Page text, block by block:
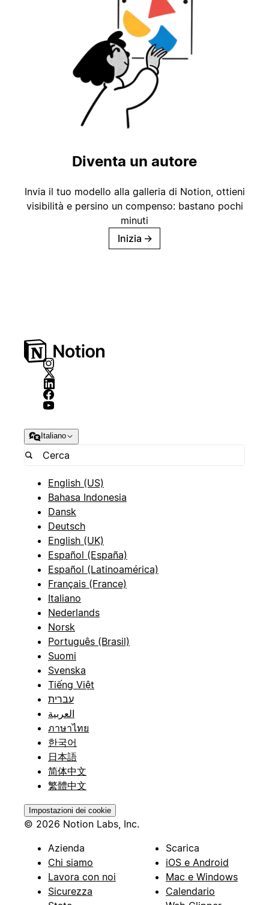
Diventa un autore
Invia il tuo modello alla galleria di Notion, ottieni
visibilità e persino un compenso: bastano pochi
minuti
Inizia →
Italiano
English (US)
Bahasa Indonesia
Dansk
Deutsch
English (UK)
Español (España)
Español (Latinoamérica)
Français (France)
Italiano
Nederlands
Norsk
Português (Brasil)
Suomi
Svenska
Tiếng Việt
עברית
العربية
ภาษาไทย
한국어
日本語
简体中文
繁體中文
Impostazioni dei cookie
© 2026 Notion Labs, Inc.
Azienda
Chi siamo
Lavora con noi
Sicurezza
Scarica
iOS e Android
Mac e Windows
Calendario